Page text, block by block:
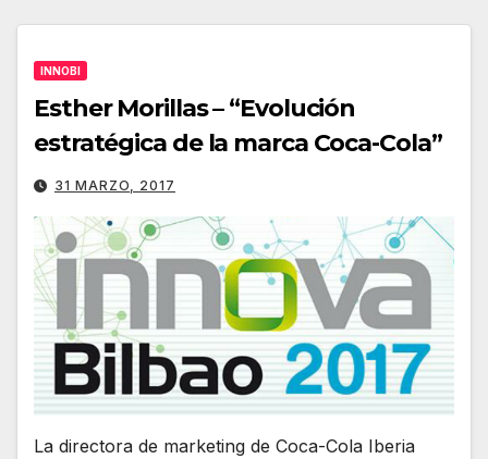
INNOBI
Esther Morillas – “Evolución
estratégica de la marca Coca-Cola”
31 MARZO, 2017
La directora de marketing de Coca-Cola Iberia